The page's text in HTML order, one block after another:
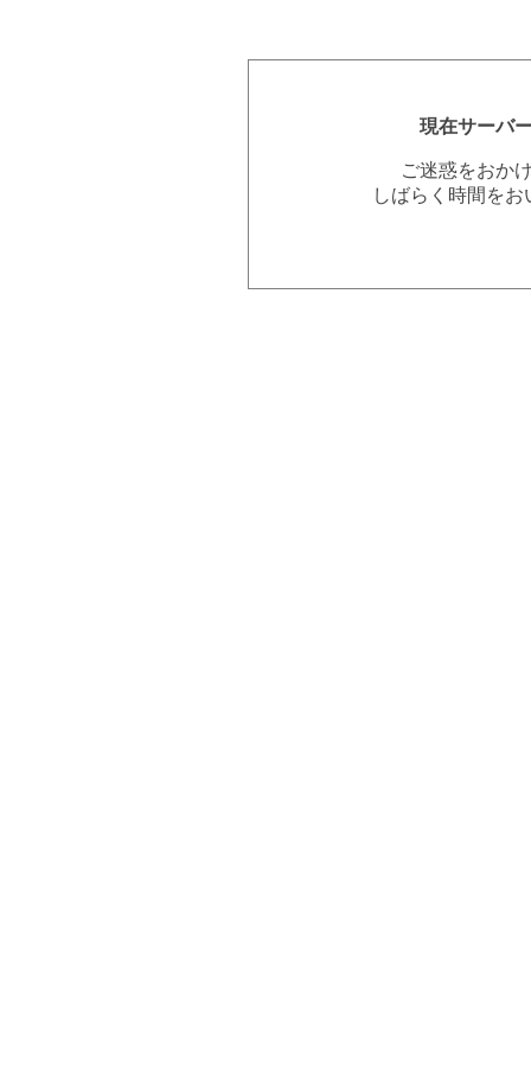
現在サーバ
ご迷惑をおか
しばらく時間を